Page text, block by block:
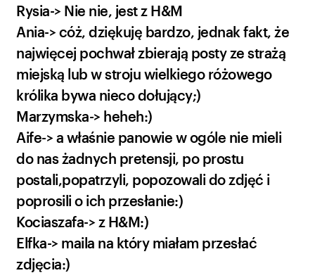
Rysia-> Nie nie, jest z H&M
Ania-> cóż, dziękuję bardzo, jednak fakt, że
najwięcej pochwał zbierają posty ze strażą
miejską lub w stroju wielkiego różowego
królika bywa nieco dołujący;)
Marzymska-> heheh:)
Aife-> a właśnie panowie w ogóle nie mieli
do nas żadnych pretensji, po prostu
postali,popatrzyli, popozowali do zdjęć i
poprosili o ich przesłanie:)
Kociaszafa-> z H&M:)
Elfka-> maila na który miałam przesłać
zdjęcia:)